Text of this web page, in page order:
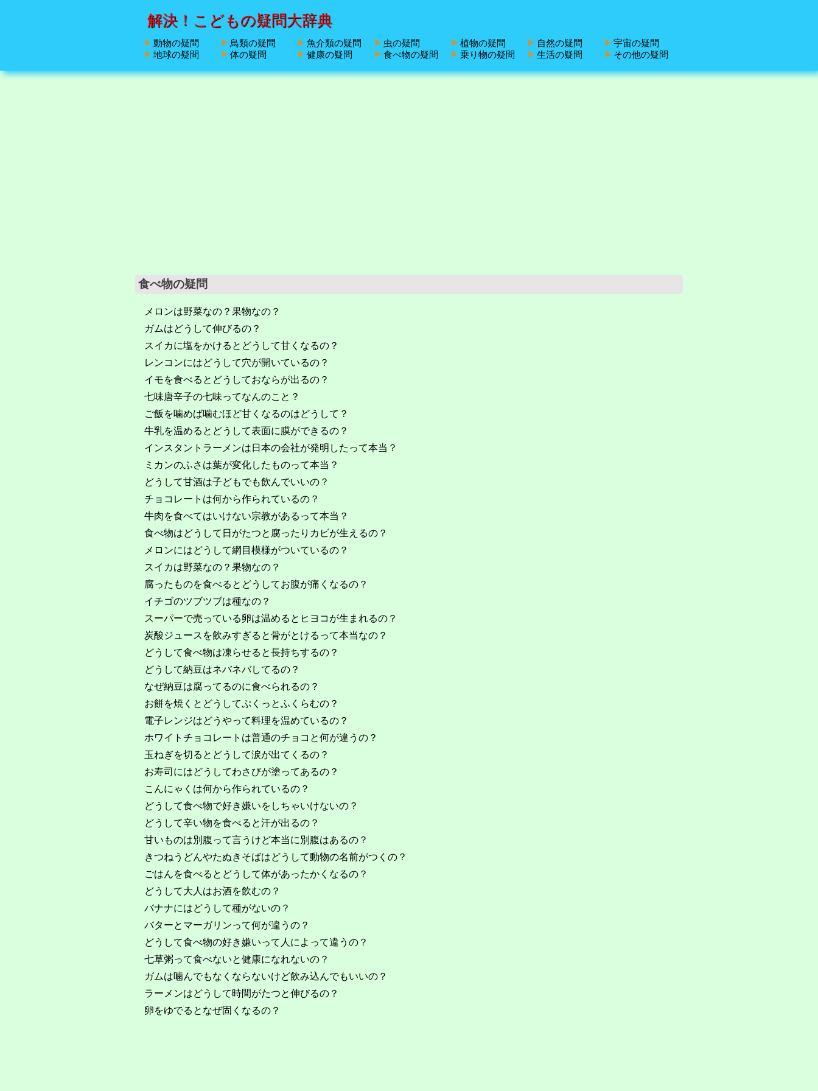
解決！こどもの疑問大辞典
動物の疑問 鳥類の疑問 魚介類の疑問 虫の疑問 植物の疑問 自然の疑問
宇宙の疑問
地球の疑問
体の疑問 健康の疑問 食べ物の疑問 乗り物の疑問 生活の疑問 その他の疑問
食べ物の疑問
メロンは野菜なの？果物なの？
ガムはどうして伸びるの？
スイカに塩をかけるとどうして甘くなるの？
レンコンにはどうして穴が開いているの？
イモを食べるとどうしておならが出るの？
七味唐辛子の七味ってなんのこと？
ご飯を噛めば噛むほど甘くなるのはどうして？
牛乳を温めるとどうして表面に膜ができるの？
インスタントラーメンは日本の会社が発明したって本当？
ミカンのふさは葉が変化したものって本当？
どうして甘酒は子どもでも飲んでいいの？
チョコレートは何から作られているの？
牛肉を食べてはいけない宗教があるって本当？
食べ物はどうして日がたつと腐ったりカビが生えるの？
メロンにはどうして網目模様がついているの？
スイカは野菜なの？果物なの？
腐ったものを食べるとどうしてお腹が痛くなるの？
イチゴのツブツブは種なの？
スーパーで売っている卵は温めるとヒヨコが生まれるの？
炭酸ジュースを飲みすぎると骨がとけるって本当なの？
どうして食べ物は凍らせると長持ちするの？
どうして納豆はネバネバしてるの？
なぜ納豆は腐ってるのに食べられるの？
お餅を焼くとどうしてぷくっとふくらむの？
電子レンジはどうやって料理を温めているの？
ホワイトチョコレートは普通のチョコと何が違うの？
玉ねぎを切るとどうして涙が出てくるの？
お寿司にはどうしてわさびが塗ってあるの？
こんにゃくは何から作られているの？
どうして食べ物で好き嫌いをしちゃいけないの？
どうして辛い物を食べると汗が出るの？
甘いものは別腹って言うけど本当に別腹はあるの？
きつねうどんやたぬきそばはどうして動物の名前がつくの？
ごはんを食べるとどうして体があったかくなるの？
どうして大人はお酒を飲むの？
バナナにはどうして種がないの？
バターとマーガリンって何が違うの？
どうして食べ物の好き嫌いって人によって違うの？
七草粥って食べないと健康になれないの？
ガムは噛んでもなくならないけど飲み込んでもいいの？
ラーメンはどうして時間がたつと伸びるの？
卵をゆでるとなぜ固くなるの？